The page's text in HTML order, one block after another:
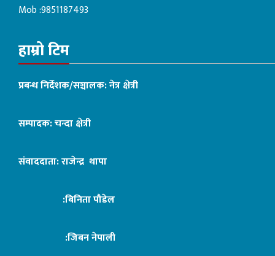
Mob :9851187493
हाम्रो टिम
प्रबन्ध निर्देशक/सञ्चालक: नेत्र क्षेत्री
सम्पादक: चन्दा क्षेत्री
संवाददाता: राजेन्द्र थापा
:बिनिता पौडेल
:जिबन नेपाली